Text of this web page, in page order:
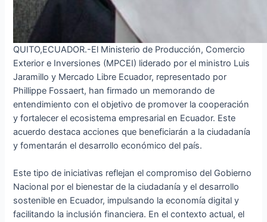
QUITO,ECUADOR.-El Ministerio de Producción, Comercio
Exterior e Inversiones (MPCEI) liderado por el ministro Luis
Jaramillo y Mercado Libre Ecuador, representado por
Phillippe Fossaert, han firmado un memorando de
entendimiento con el objetivo de promover la cooperación
y fortalecer el ecosistema empresarial en Ecuador. Este
acuerdo destaca acciones que beneficiarán a la ciudadanía
y fomentarán el desarrollo económico del país.
Este tipo de iniciativas reflejan el compromiso del Gobierno
Nacional por el bienestar de la ciudadanía y el desarrollo
sostenible en Ecuador, impulsando la economía digital y
facilitando la inclusión financiera. En el contexto actual, el